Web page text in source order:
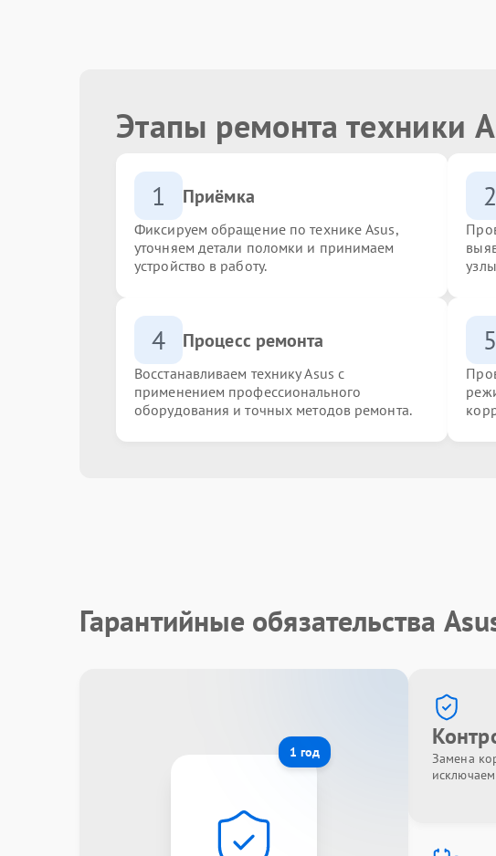
Этапы ремонта техники
1 Приёмка
Фиксируем обращение по технике Asus,
уточняем детали поломки и принимаем
устройство в работу.
2
4 Процесс ремонта
Восстанавливаем технику Asus с
применением профессионального
оборудования и точных методов ремонта.
5
Гарантийные обязательства
1 год
Замена